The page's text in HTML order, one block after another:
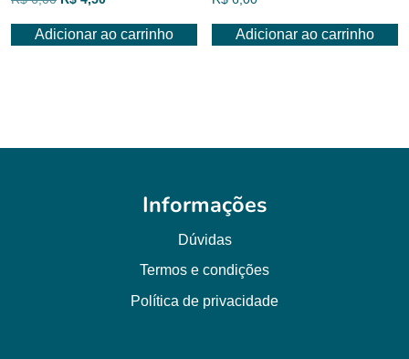
original atual
Adicionar ao carrinho Adicionar ao carrinho
Informações
Dúvidas
Termos e condições
Política de privacidade